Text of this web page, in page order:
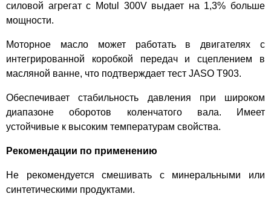
силовой агрегат с Motul 300V выдает на 1,3% больше
мощности.
Моторное масло может работать в двигателях с
интегрированной коробкой передач и сцеплением в
масляной ванне, что подтверждает тест JASO T903.
Обеспечивает стабильность давления при широком
диапазоне оборотов коленчатого вала. Имеет
устойчивые к высоким температурам свойства.
Рекомендации по применению
Не рекомендуется смешивать с минеральными или
синтетическими продуктами.